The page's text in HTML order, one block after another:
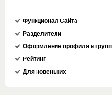
Функционал Сайта
Разделители
Оформление профиля и групп
Рейтинг
Для новеньких